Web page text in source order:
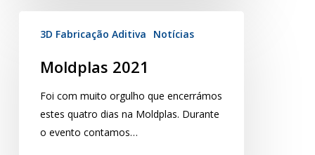
3D Fabricação Aditiva Notícias
Moldplas 2021
Foi com muito orgulho que encerrámos
estes quatro dias na Moldplas. Durante
o evento contamos…